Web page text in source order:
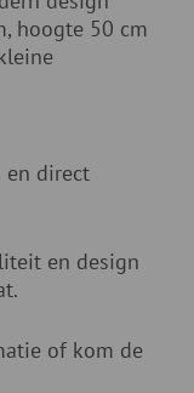
hoogte 50 cm
en direct
en design
of kom de